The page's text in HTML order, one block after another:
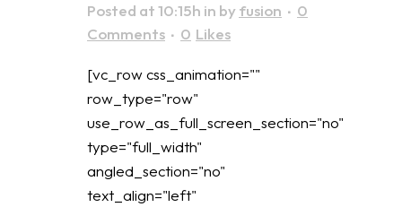
Posted at 10:15h in byfusion
0
Comments
0 Likes
[vc_row css_animation=""
row_type="row"
use_row_as_full_screen_section="no"
type="full_width"
angled_section="no"
text_align="left"